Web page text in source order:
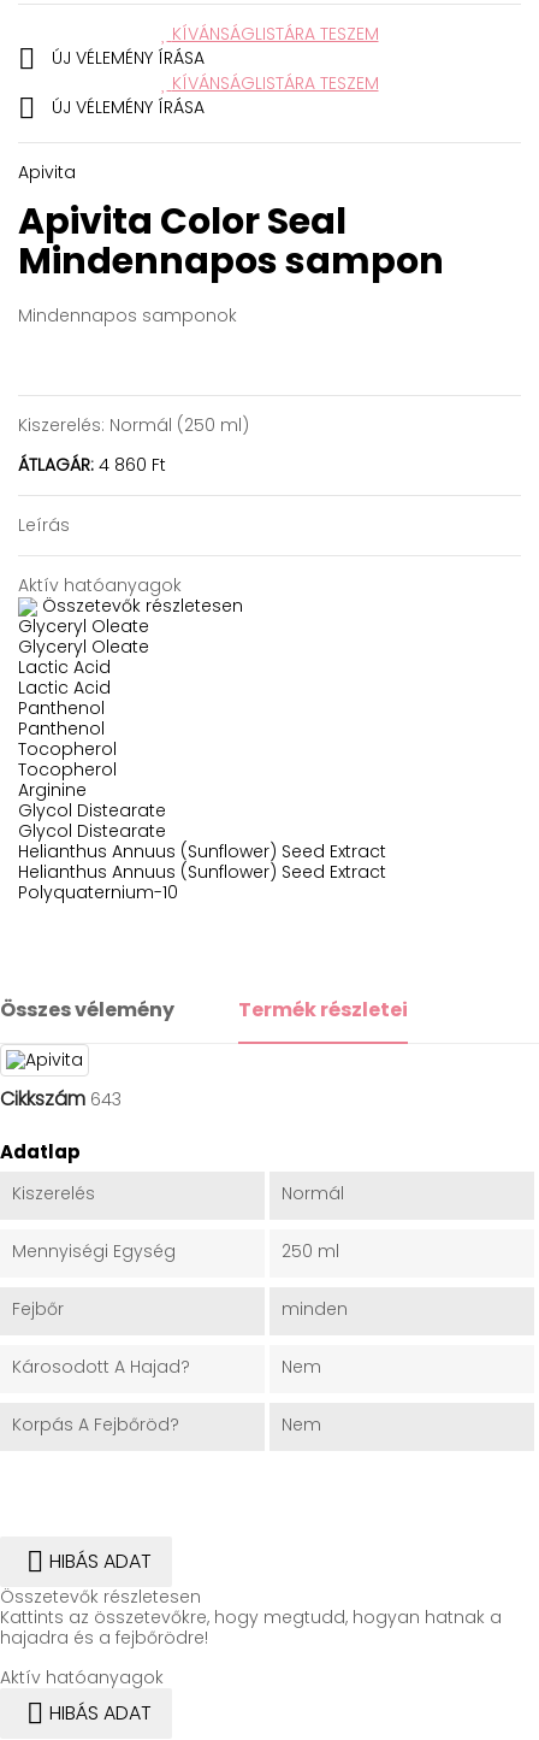
KÍVÁNSÁGLISTÁRA TESZEM

ÚJ VÉLEMÉNY ÍRÁSA
KÍVÁNSÁGLISTÁRA TESZEM
 ÚJ VÉLEMÉNY ÍRÁSA
Apivita
Apivita Color Seal
Mindennapos sampon
Mindennapos samponok
Kiszerelés: Normál (250 ml)
ÁTLAGÁR: 4 860 Ft
Leírás
Aktív hatóanyagok
Összetevők részletesen
Glyceryl Oleate
Glyceryl Oleate
Lactic Acid
Lactic Acid
Panthenol
Panthenol
Tocopherol
Tocopherol
Arginine
Glycol Distearate
Glycol Distearate
Helianthus Annuus (Sunflower) Seed Extract
Helianthus Annuus (Sunflower) Seed Extract
Polyquaternium-10
Összes vélemény Termék részletei
Cikkszám 643
Adatlap
Kiszerelés Normál
Mennyiségi Egység 250 ml
Fejbőr minden
Károsodott A Hajad? Nem
Korpás A Fejbőröd? Nem
 HIBÁS ADAT
Összetevők részletesen
Kattints az összetevőkre, hogy megtudd, hogyan hatnak a
hajadra és a fejbőrödre!
Aktív hatóanyagok
 HIBÁS ADAT